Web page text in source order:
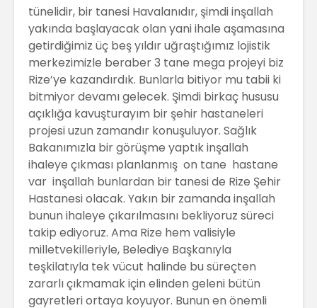
tünelidir, bir tanesi Havalanıdır, şimdi inşallah
yakında başlayacak olan yani ihale aşamasına
getirdiğimiz üç beş yıldır uğraştığımız lojistik
merkezimizle beraber 3 tane mega projeyi biz
Rize’ye kazandırdık. Bunlarla bitiyor mu tabii ki
bitmiyor devamı gelecek. Şimdi birkaç hususu
açıklığa kavuşturayım bir şehir hastaneleri
projesi uzun zamandır konuşuluyor. Sağlık
Bakanımızla bir görüşme yaptık inşallah
ihaleye çıkması planlanmış on tane hastane
var inşallah bunlardan bir tanesi de Rize Şehir
Hastanesi olacak. Yakın bir zamanda inşallah
bunun ihaleye çıkarılmasını bekliyoruz süreci
takip ediyoruz. Ama Rize hem valisiyle
milletvekilleriyle, Belediye Başkanıyla
teşkilatıyla tek vücut halinde bu süreçten
zararlı çıkmamak için elinden geleni bütün
gayretleri ortaya koyuyor. Bunun en önemli